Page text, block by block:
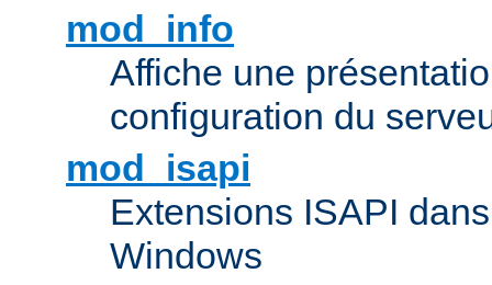
mod_info
Affiche une
configuration du
mod_isapi
Extensions ISAPI
Windows